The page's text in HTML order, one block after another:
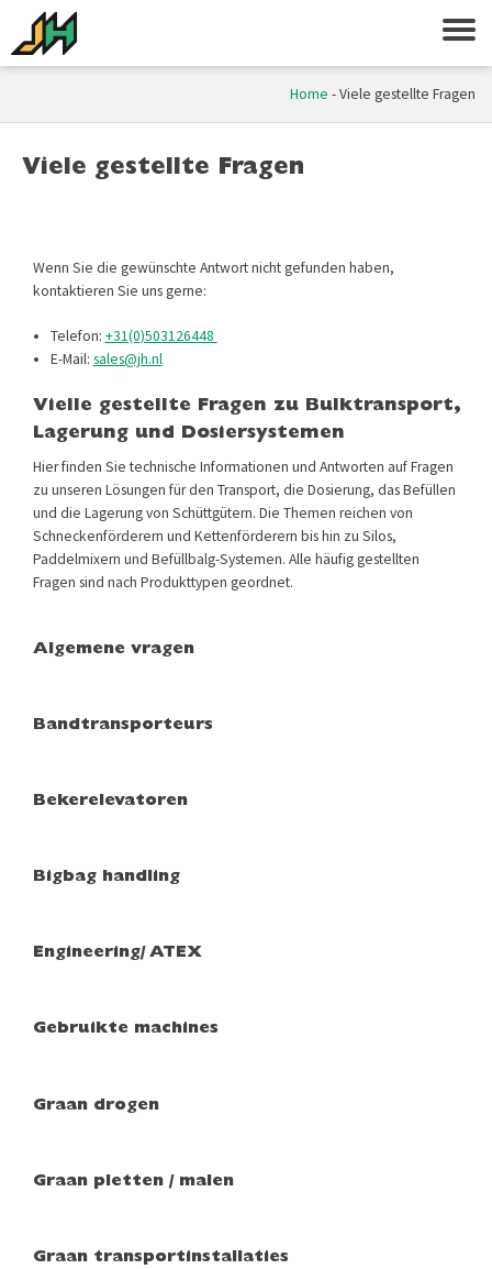
Home -Viele gestellte Fragen
Viele gestellte Fragen
Wenn Sie die gewünschte Antwort nicht gefunden haben,
kontaktieren Sie uns gerne:
Telefon: +31(0)503126448
E-Mail: sales@jh.nl
Vielle gestellte Fragen zu Bulk­transport,
Lagerung und Dosiersystemen
Hier finden Sie technische Informationen und Antworten auf Fragen
zu unseren Lösungen für den Transport, die Dosierung, das Befüllen
und die Lagerung von Schüttgütern. Die Themen reichen von
Schneckenförderern und Kettenförderern bis hin zu Silos,
Paddelmixern und Befüllbalg-Systemen. Alle häufig gestellten
Fragen sind nach Produkttypen geordnet.
Algemene vragen
Bandtransporteurs
Bekerelevatoren
Bigbag handling
Engineering/ ATEX
Gebruikte machines
Graan drogen
Graan pletten / malen
Graan transportinstallaties